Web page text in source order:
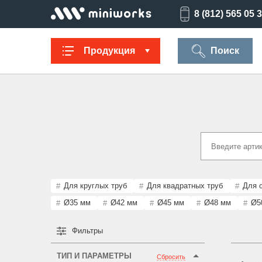
8 (812) 565 05
Продукция Поиск
Колпачки на
Для круглых труб Для квадратных труб Для
Ø35 мм
Ø42 мм Ø45 мм Ø48 мм
Фильтры
ТИП И ПАРАМЕТРЫ Сбросить